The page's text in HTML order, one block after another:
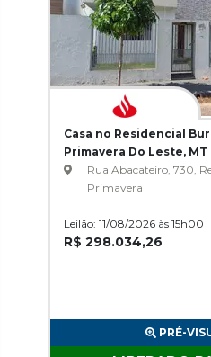
Casa no Residencial
Primavera Do Leste, MT
Rua Abacateiro, 730,
Primavera
Leilão: 11/08/2026 às 15h00
R$ 298.034,26
PRÉ-